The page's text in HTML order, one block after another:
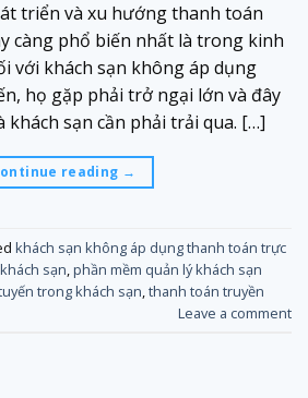
triển và xu hướng thanh toán
càng phổ biến nhất là trong kinh
với khách sạn không áp dụng
họ gặp phải trở ngại lớn và đây
khách sạn cần phải trải qua. […]
reading →
khách sạn không áp dụng thanh toán trực
sạn,phần mềm quản lý khách sạn
trong khách sạn,thanh toán truyền
Leave a comment